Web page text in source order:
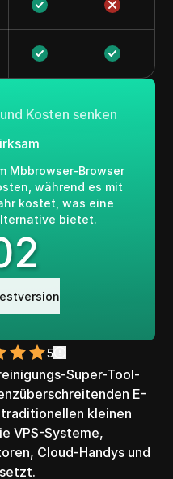
Kosten senken
Mbbrowser-Browser
während es mit
kostet, was eine
bietet.
5
Super-Tool-
E-
kleinen
VPS-Systeme,
Cloud-Handys und